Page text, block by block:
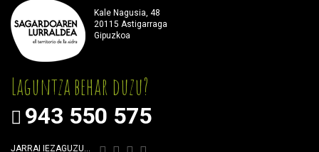
Kale Nagusia, 48
20115 Astigarraga
Gipuzkoa
Laguntza behar duzu?
943 550 575
JARRAI IEZAGUZU…